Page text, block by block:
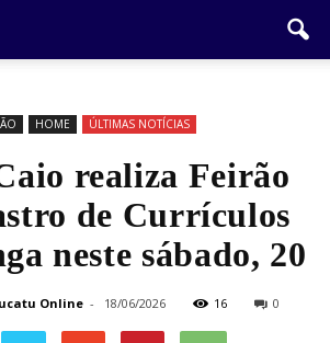
HOME ÚLTIMAS NOTÍCIAS
realiza Feirão
de Currículos
neste sábado, 20
Online - 18/06/2026 16 0